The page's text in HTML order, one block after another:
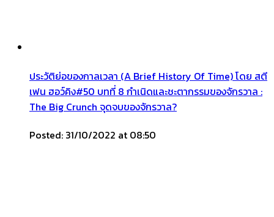
ประวัติย่อของกาลเวลา (A Brief History Of Time) โดย สตี
เฟน ฮอว์คิง#50 บทที่ 8 กำเนิดและชะตากรรมของจักรวาล :
The Big Crunch จุดจบของจักรวาล?
Posted: 31/10/2022 at 08:50